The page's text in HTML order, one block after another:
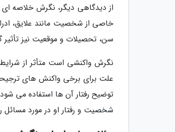
از دیدگاهی دیگر، نگرش خلاصه ای
خاصی از شخصیت مانند علایق،
سن، تحصیلات و موقعیت نیز تأثیر
نگرش واکنشی است متأثر از
علت برای برخی واکنش های
توضیح رفتار آن ها استفاده می
شخصیت و رفتار او در مورد مسائل